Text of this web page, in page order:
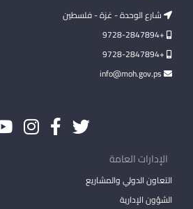
شارع الوحدة - غزة - فلسطين
+9728-2847894
+9728-2847894
الإدارات العامة
التعاون الدولي والمشاريع
الشؤون الإدارية